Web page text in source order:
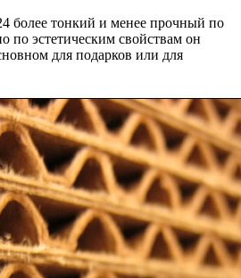
более тонкий и менее прочный по
эстетическим свойствам он
для подарков или для